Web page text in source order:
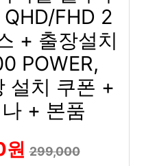
FHD 2
+ 출장설치
POWER,
설치 쿠폰 +
+ 본품
원299,000